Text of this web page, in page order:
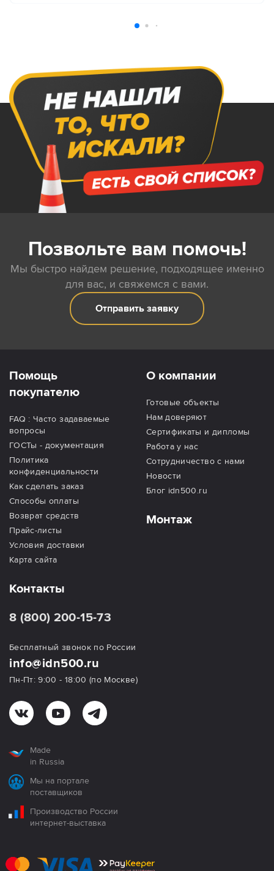
Позвольте вам помочь!
Мы быстро найдем решение, подходящее именно
для вас, и свяжемся с вами.
Отправить заявку
Помощь
покупателю
FAQ : Часто задаваемые
вопросы
ГОСТы - документация
Политика
конфиденциальности
Как сделать заказ
Способы оплаты
Возврат средств
Прайс-листы
Условия доставки
Карта сайта
О компании
Готовые объекты
Нам доверяют
Сертификаты и дипломы
Работа у нас
Сотрудничество с нами
Новости
Блог idn500.ru
Монтаж
Контакты
8 (800) 200-15-73
Бесплатный звонок по России
info@idn500.ru
Пн-Пт: 9:00 - 18:00 (по Москве)
Made
in Russia
Мы на портале
поставщиков
Производство России
интернет-выставка